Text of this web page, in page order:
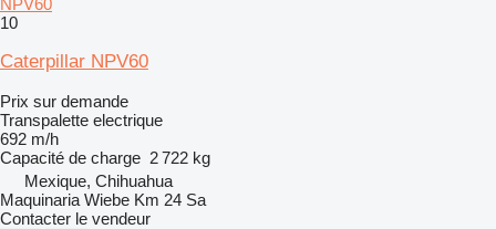
NPV60
10
Caterpillar NPV60
Prix sur demande
Transpalette electrique
692 m/h
Capacité de charge 2 722 kg
Mexique, Chihuahua
Maquinaria Wiebe Km 24 Sa
Contacter le vendeur